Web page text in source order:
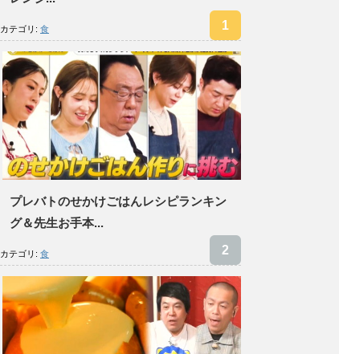
カテゴリ: 食
プレバトのせかけごはんレシピランキン
グ＆先生お手本...
カテゴリ: 食